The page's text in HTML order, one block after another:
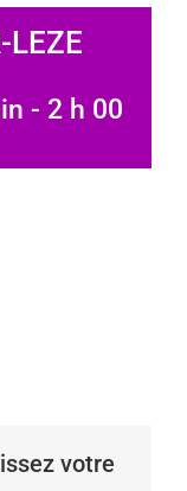
LEZE
- 2 h 00
votre